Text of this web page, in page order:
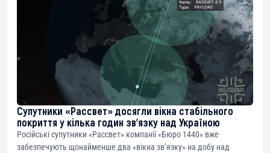
Супутники «Рассвет» досягли вікна стабільного
покриття у кілька годин зв’язку над Україною
Російські супутники «Рассвет» компанії «Бюро 1440» вже
забезпечують щонайменше два «вікна зв’язку» на добу над